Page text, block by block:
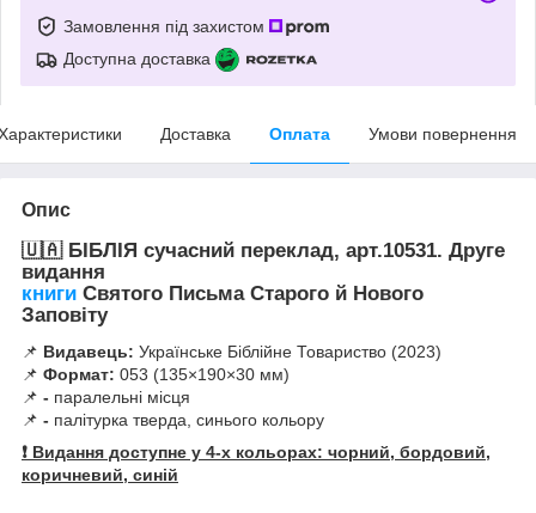
Замовлення під захистом
Доступна доставка
Доставка Оплата Умови повернення
Опис
🇺🇦 БІБЛІЯ сучасний переклад, арт.10531. Друге
видання
книги Святого Письма Старого й Нового
Заповіту
📌 Видавець: Українське Біблійне Товариство (2023)
📌 Формат: 053 (135×190×30 мм)
📌 - паралельні місця
📌 - палітурка тверда, синього кольору
❗ Видання доступне у 4-х кольорах: чорний, бордовий,
коричневий, синій